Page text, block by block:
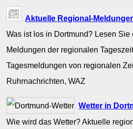
Aktuelle Regional-
Was ist los in Dortmund? Lesen Sie
Meldungen der regionalen
Tagesmeldungen von regionalen
Ruhrnachrichten, WAZ
Wetter in
Wie wird das Wetter? Aktuelle